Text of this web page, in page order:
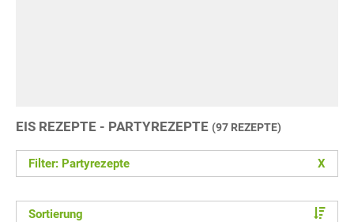
EIS REZEPTE - PARTYREZEPTE (97 REZEPTE)
Filter: Partyrezepte X
Sortierung